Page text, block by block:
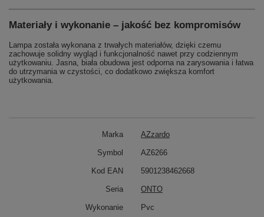
Materiały i wykonanie – jakość bez kompromisów
Lampa została wykonana z trwałych materiałów, dzięki czemu
zachowuje solidny wygląd i funkcjonalność nawet przy codziennym
użytkowaniu. Jasna, biała obudowa jest odporna na zarysowania i łatwa
do utrzymania w czystości, co dodatkowo zwiększa komfort
użytkowania.
Marka AZzardo
Symbol AZ6266
Kod EAN 5901238462668
Seria ONTO
Wykonanie
Pvc